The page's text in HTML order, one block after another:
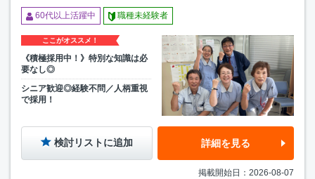
60代以上活躍中 職種未経験者
ここがオススメ！
《積極採用中！》特別な知識は必
要なし◎
シニア歓迎◎経験不問／人柄重視
で採用！
検討リストに追加 詳細を見る
掲載開始日：2026-08-07